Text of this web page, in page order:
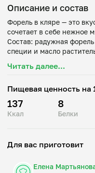
Описание и состав
Форель в кляре — это
сочетает в себе нежное
Состав: радужная
специи и масло
Читать далее...
Пищевая ценность на
137
Ккал
8
Белки
Для вас приготовит
Елена